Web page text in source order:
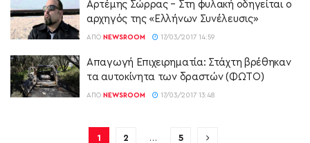
Αρτέμης Σώρρας – Στη φυλακή οδηγείται ο
αρχηγός της «Ελλήνων Συνέλευσις»
ΑΠΌ NEWSROOM 17/03/2017 14:59
Απαγωγή Επιχειρηματία: Στάχτη βρέθηκαν
τα αυτοκίνητα των δραστών (ΦΩΤΟ)
ΑΠΌ NEWSROOM 17/03/2017 13:48
1 2 5